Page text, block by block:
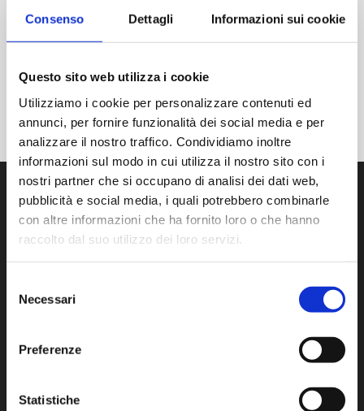
Consenso Dettagli Informazioni sui cookie
Questo sito web utilizza i cookie
Utilizziamo i cookie per personalizzare contenuti ed
annunci, per fornire funzionalità dei social media e per
analizzare il nostro traffico. Condividiamo inoltre
informazioni sul modo in cui utilizza il nostro sito con i
nostri partner che si occupano di analisi dei dati web,
pubblicità e social media, i quali potrebbero combinarle
con altre informazioni che ha fornito loro o che hanno
raccolto dal suo utilizzo dei loro servizi.
delNecessari
Preferenze
Statistiche
spazio dedicato alla formazione delle persone di AM, ma
anche ad eventi aziendali aperti ai nostri stakeholder e
partner, con l’obiettivo concreto di promuovere una
PREVIOUS POST